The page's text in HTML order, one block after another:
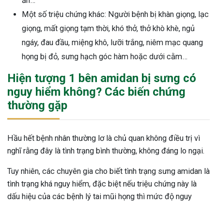
Một số triệu chứng khác: Người bệnh bị khàn giọng, lạc
giọng, mất giọng tạm thời, khó thở, thở khò khè, ngủ
ngáy, đau đầu, miệng khô, lưỡi trắng, niêm mạc quang
họng bị đỏ, sưng hạch góc hàm hoặc dưới cằm…
Hiện tượng 1 bên amidan bị sưng có
nguy hiểm không? Các biến chứng
thường gặp
Hầu hết bệnh nhân thường lơ là chủ quan không điều trị vì
nghĩ rằng đây là tình trạng bình thường, không đáng lo ngại.
Tuy nhiên, các chuyên gia cho biết tình trạng sưng amidan là
tình trạng khá nguy hiểm, đặc biệt nếu triệu chứng này là
dấu hiệu của các bệnh lý tai mũi họng thì mức độ nguy